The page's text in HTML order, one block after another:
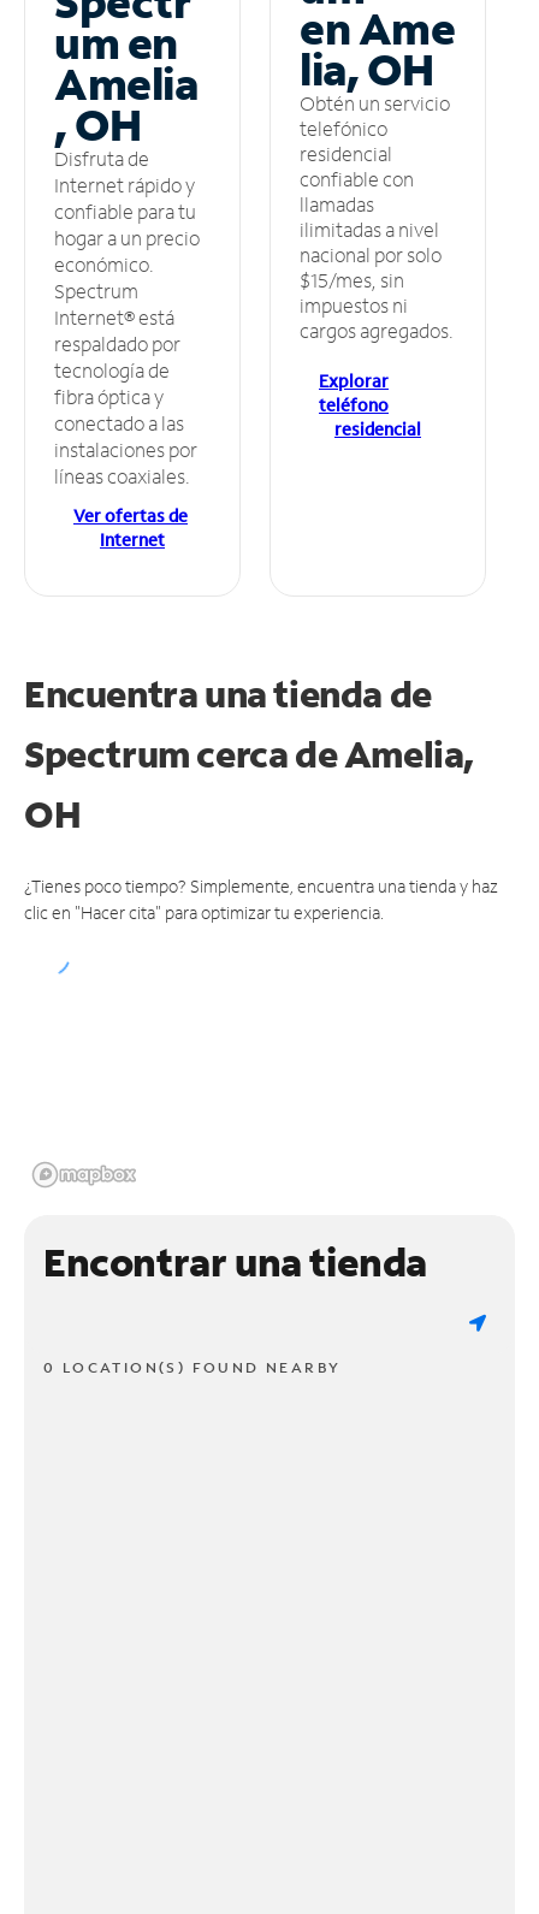
um en
Amelia
, OH
Disfruta de
Internet rápido y
confiable para tu
hogar a un precio
económico.
Spectrum
Internet® está
respaldado por
tecnología de
fibra óptica y
conectado a las
instalaciones por
líneas coaxiales.
Ver ofertas de
Internet
en Ame
lia, OH
Obtén un servicio
telefónico
residencial
confiable con
llamadas
ilimitadas a nivel
nacional por solo
$15/mes, sin
impuestos ni
cargos agregados.
Explorar
teléfono
residencial
Encuentra una tienda de
Spectrumcerca de Amelia,
OH
¿Tienes poco tiempo? Simplemente, encuentra una tienda y haz
clic en "Hacer cita" para optimizar tu experiencia.
Encontrar una tienda
0 LOCATION(S) FOUND NEARBY